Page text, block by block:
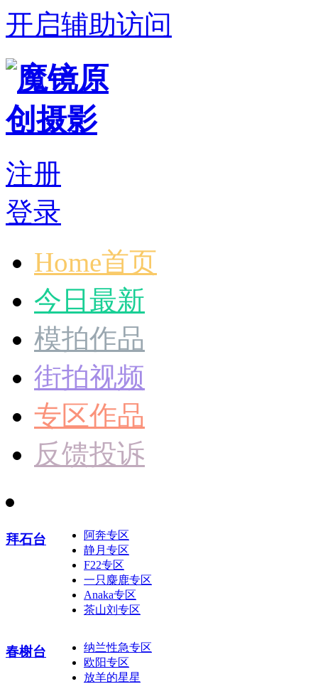
开启辅助访问
注册
登录
Home首页
今日最新
模拍作品
街拍视频
专区作品
反馈投诉
拜石台
阿奔专区
静月专区
F22专区
一只麋鹿专区
Anaka专区
茶山刘专区
春榭台
纳兰性急专区
欧阳专区
放羊的星星